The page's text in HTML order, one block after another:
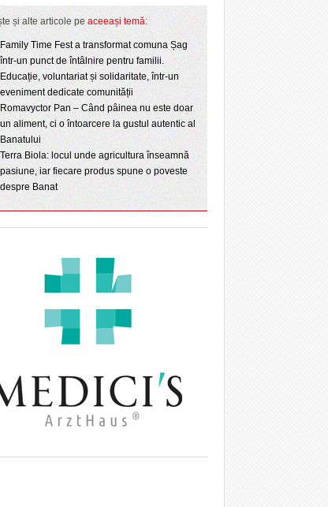
și alte articole pe aceeași temă:
Family Time Fest a transformat comuna Șag
într-un punct de întâlnire pentru familii.
Educație, voluntariat și solidaritate, într-un
eveniment dedicate comunității
Romavyctor Pan – Când pâinea nu este doar
un aliment, ci o întoarcere la gustul autentic al
Banatului
Terra Biola: locul unde agricultura înseamnă
pasiune, iar fiecare produs spune o poveste
despre Banat